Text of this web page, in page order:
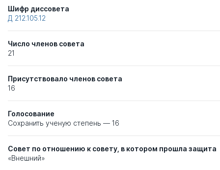
Шифр диссовета
Д 212.105.12
Число членов совета
21
Присутствовало членов совета
16
Голосование
Сохранить ученую степень — 16
Совет по отношению к совету, в котором прошла защита
«Внешний»